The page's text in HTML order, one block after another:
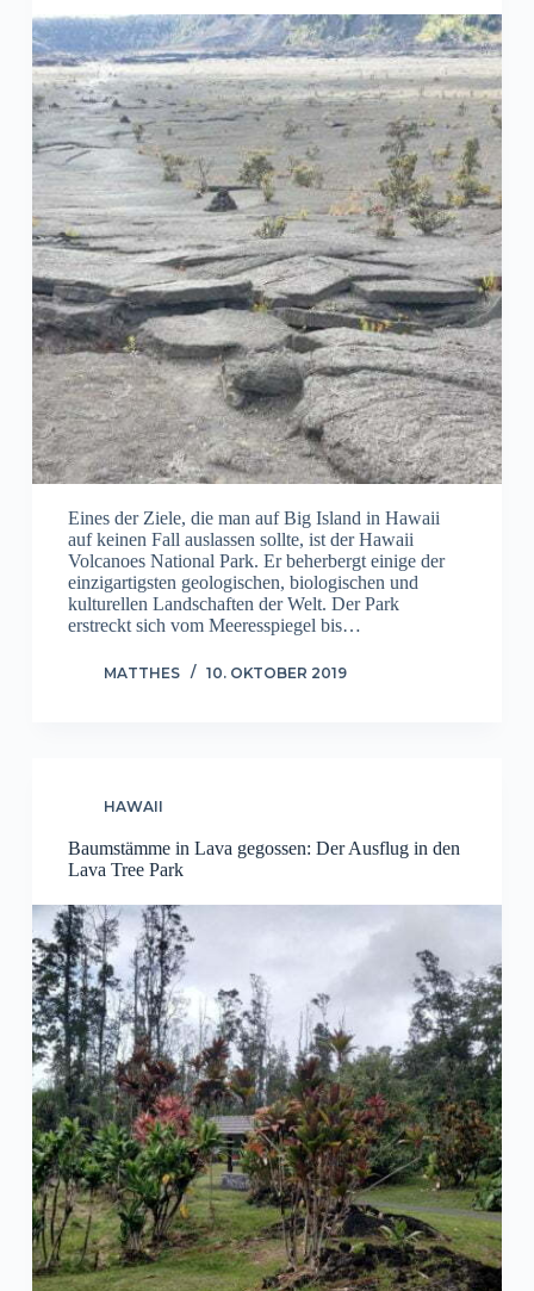
Eines der Ziele, die man auf Big Island in Hawaii
auf keinen Fall auslassen sollte, ist der Hawaii
Volcanoes National Park. Er beherbergt einige der
einzigartigsten geologischen, biologischen und
kulturellen Landschaften der Welt. Der Park
erstreckt sich vom Meeresspiegel bis…
MATTHES 10. OKTOBER 2019
HAWAII
Baumstämme in Lava gegossen: Der Ausflug in den
Lava Tree Park